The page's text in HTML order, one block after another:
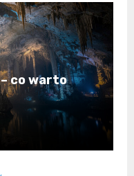
co warto